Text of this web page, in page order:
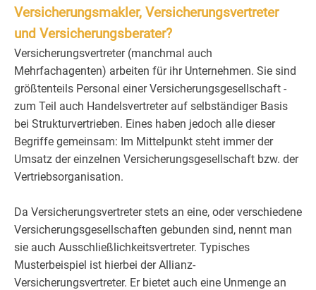
Versicherungsmakler, Versicherungsvertreter
und Versicherungsberater?
Versicherungsvertreter (manchmal auch
Mehrfachagenten) arbeiten für ihr Unternehmen. Sie sind
größtenteils Personal einer Versicherungsgesellschaft -
zum Teil auch Handelsvertreter auf selbständiger Basis
bei Strukturvertrieben. Eines haben jedoch alle dieser
Begriffe gemeinsam: Im Mittelpunkt steht immer der
Umsatz der einzelnen Versicherungsgesellschaft bzw. der
Vertriebsorganisation.
Da Versicherungsvertreter stets an eine, oder verschiedene
Versicherungsgesellschaften gebunden sind, nennt man
sie auch Ausschließlichkeitsvertreter. Typisches
Musterbeispiel ist hierbei der Allianz-
Versicherungsvertreter. Er bietet auch eine Unmenge an